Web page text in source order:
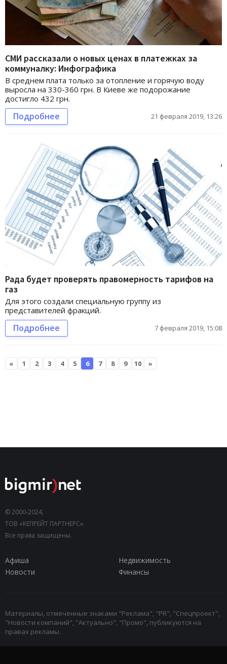
СМИ рассказали о новых ценах в платежках за
коммуналку: Инфографика
В среднем плата только за отопление и горячую воду
выросла на 330-360 грн. В Киеве же подорожание
достигло 432 грн.
Подробнее 21 февраля 2019, 13:26
Рада будет проверять правомерность тарифов на
газ
Для этого создали специальную группу из
представителей фракций.
Подробнее 7 февраля 2019, 15:08
« 1 2 3 4 5 6 7 8 9 10 »
© 2000-2024,
ТОВ «КЕПРЕЙТ ПАРТНЕРС».
Все права защищены.
Афиша
Недвижимость
Новости
Финансы
Материалы, отмеченные знаками "Реклама", "PR", "Спецпроект",
"Новости компаний", "Актуально", "Промо", публикуются на
правах рекламы.